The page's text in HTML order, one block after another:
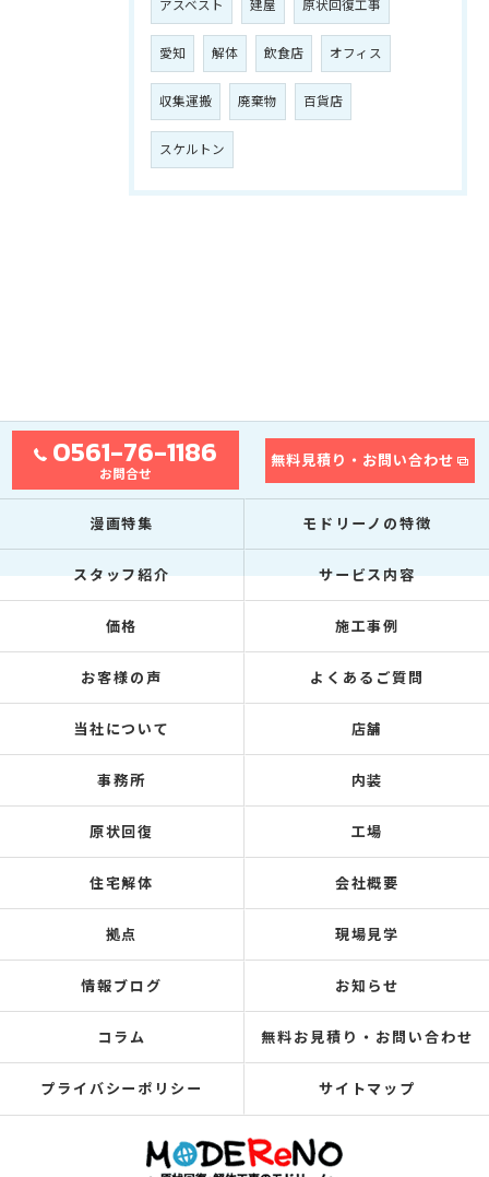
アスベスト 建屋 原状回復工事
愛知 解体 飲食店 オフィス
収集運搬 廃棄物 百貨店
スケルトン
0561-76-1186
お問合せ
無料見積り・お問い合わせ
漫画特集 モドリーノの特徴
スタッフ紹介 サービス内容
価格 施工事例
お客様の声 よくあるご質問
当社について 店舗
事務所 内装
原状回復 工場
住宅解体 会社概要
拠点 現場見学
情報ブログ お知らせ
コラム 無料お見積り・お問い合わせ
プライバシーポリシー サイトマップ